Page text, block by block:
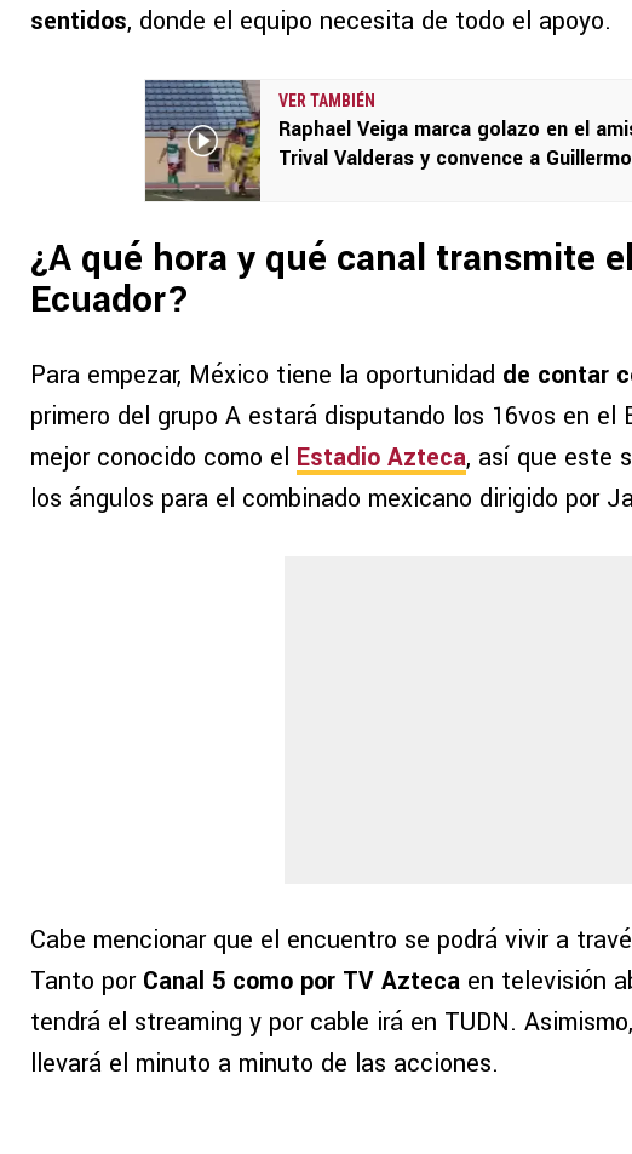
sentidos, donde el equipo necesita de todo el apoyo.
VER TAMBIÉN
Raphael Veiga marca golazo en el
Trival Valderas y convence a
¿A qué hora y qué canal transmite
Ecuador?
Para empezar, México tiene la oportunidad de contar
primero del grupo A estará disputando los 16vos en el
mejor conocido como el Estadio Azteca, así que este
los ángulos para el combinado mexicano dirigido por
Cabe mencionar que el encuentro se podrá vivir a
Tanto por Canal 5 como por TV Azteca en televisión
tendrá el streaming y por cable irá en TUDN. Asimismo,
llevará el minuto a minuto de las acciones.